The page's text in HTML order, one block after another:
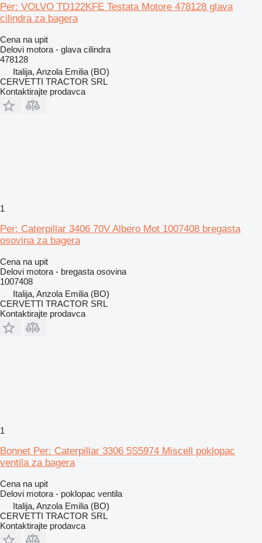
Per: VOLVO TD122KFE Testata Motore 478128 glava
cilindra za bagera
Cena na upit
Delovi motora - glava cilindra
478128
Italija, Anzola Emilia (BO)
CERVETTI TRACTOR SRL
Kontaktirajte prodavca
1
Per: Caterpillar 3406 70V Albero Mot 1007408 bregasta
osovina za bagera
Cena na upit
Delovi motora - bregasta osovina
1007408
Italija, Anzola Emilia (BO)
CERVETTI TRACTOR SRL
Kontaktirajte prodavca
1
Bonnet Per: Caterpillar 3306 5S5974 Miscell poklopac
ventila za bagera
Cena na upit
Delovi motora - poklopac ventila
Italija, Anzola Emilia (BO)
CERVETTI TRACTOR SRL
Kontaktirajte prodavca